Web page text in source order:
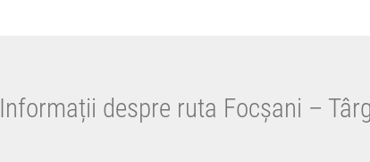
Informații despre ruta Focșani –